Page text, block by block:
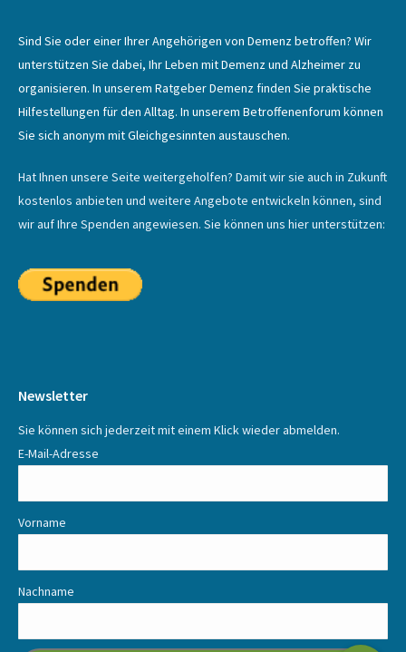
Sind Sie oder einer Ihrer Angehörigen von Demenz betroffen? Wir
unterstützen Sie dabei, Ihr Leben mit Demenz und Alzheimer zu
organisieren. In unserem Ratgeber Demenz finden Sie praktische
Hilfestellungen für den Alltag. In unserem Betroffenenforum können
Sie sich anonym mit Gleichgesinnten austauschen.
Hat Ihnen unsere Seite weitergeholfen? Damit wir sie auch in Zukunft
kostenlos anbieten und weitere Angebote entwickeln können, sind
wir auf Ihre Spenden angewiesen. Sie können uns hier unterstützen:
Newsletter
Sie können sich jederzeit mit einem Klick wieder abmelden.
E-Mail-Adresse
Vorname
Nachname